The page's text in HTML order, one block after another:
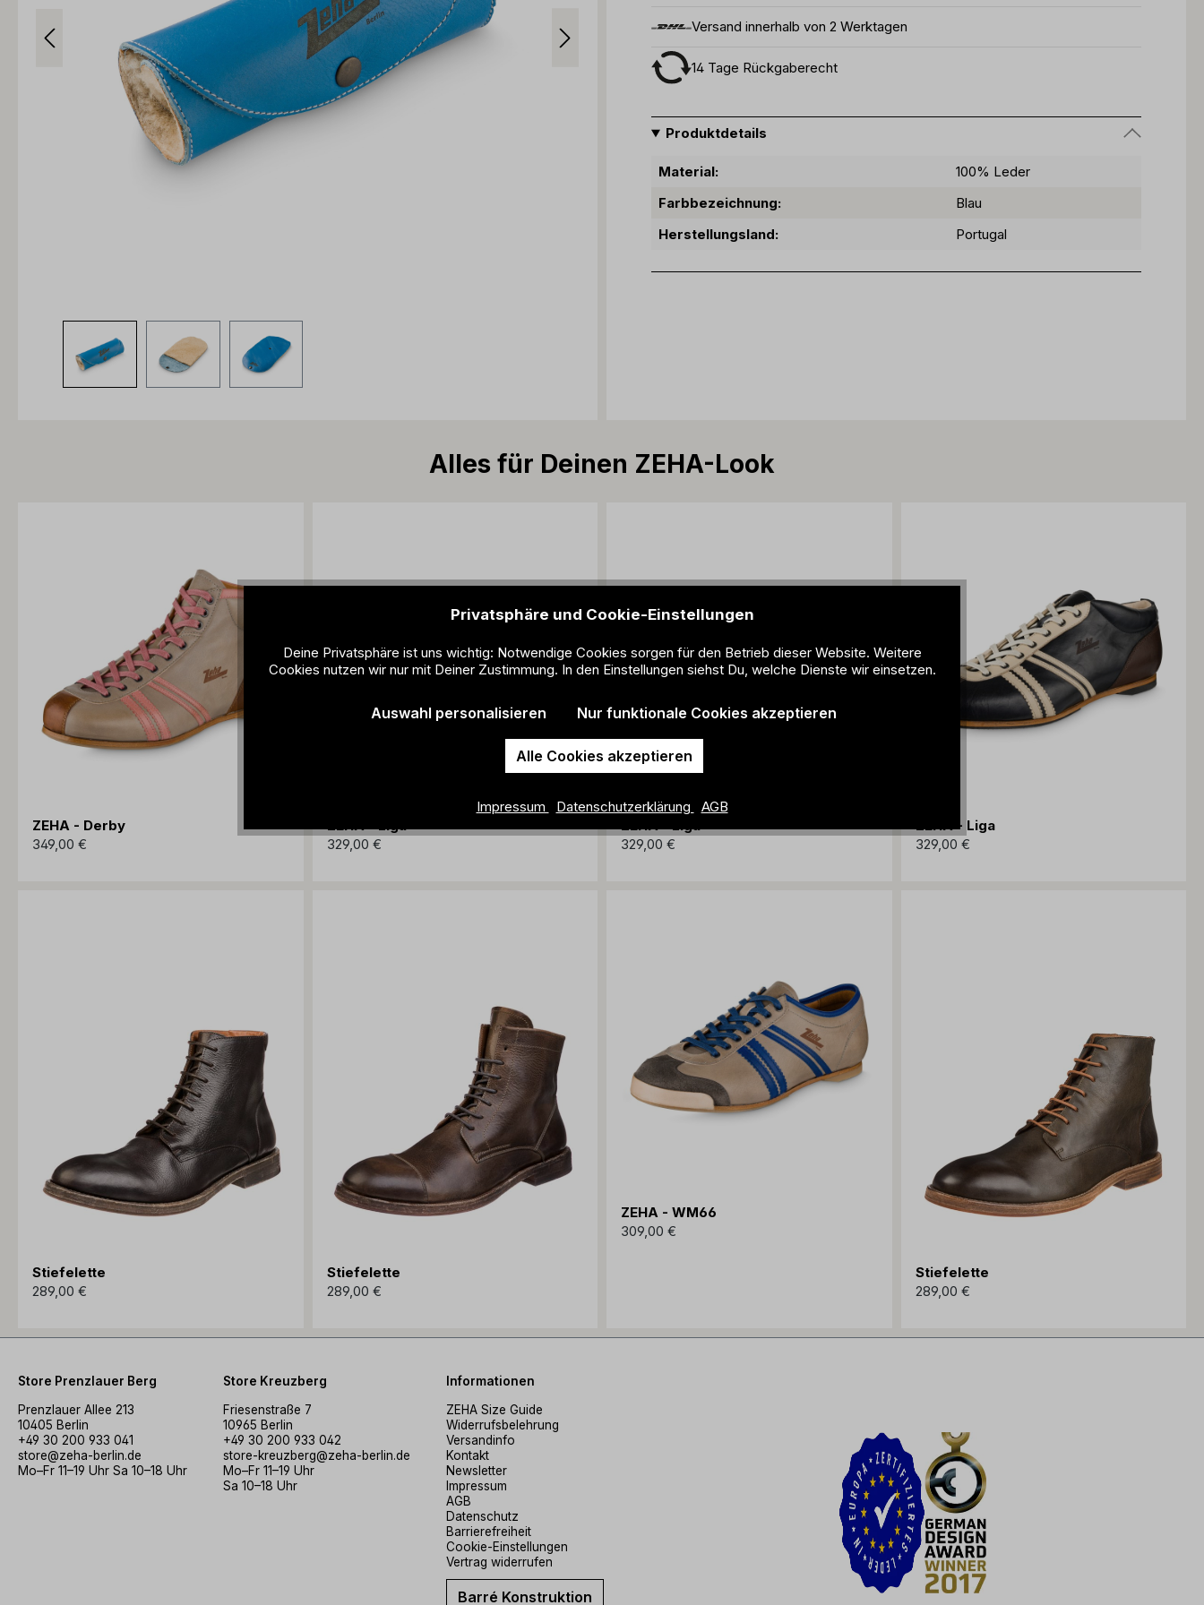
Versand innerhalb von 2 Werktagen
14 Tage Rückgaberecht
Produktdetails
Material:
100% Leder
Farbbezeichnung:
Blau
Herstellungsland:
Portugal
Alles für Deinen ZEHA-Look
ZEHA - Derby
349,00 €
329,00 €
329,00 €
ZEHA - Liga
329,00 €
Stiefelette
289,00 €
Stiefelette
289,00 €
ZEHA - WM66
309,00 €
Stiefelette
289,00 €
Store Prenzlauer Berg
Prenzlauer Allee 213
10405 Berlin
+49 30 200 933 041
store@zeha-berlin.de
Mo–Fr 11–19 Uhr Sa 10–18 Uhr
Store Kreuzberg
Friesenstraße 7
10965 Berlin
+49 30 200 933 042
store-kreuzberg@zeha-berlin.de
Mo–Fr 11–19 Uhr
Sa 10–18 Uhr
Informationen
ZEHA Size Guide
Widerrufsbelehrung
Versandinfo
Kontakt
Newsletter
Impressum
AGB
Datenschutz
Barrierefreiheit
Cookie-Einstellungen
Vertrag widerrufen
Barré Konstruktion
Privatsphäre und Cookie-Einstellungen
Deine Privatsphäre ist uns wichtig: Notwendige Cookies sorgen für den Betrieb dieser Website. Weitere
Cookies nutzen wir nur mit Deiner Zustimmung. In den Einstellungen siehst Du, welche Dienste wir einsetzen.
Auswahl personalisieren Nur funktionale Cookies akzeptieren
Alle Cookies akzeptieren
Impressum Datenschutzerklärung AGB